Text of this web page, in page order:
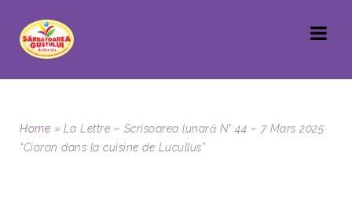
Home » La Lettre – Scrisoarea lunară N° 44 – 7 Mars 2025
“Cioran dans la cuisine de Lucullus”